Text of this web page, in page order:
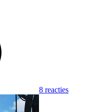
8 reacties